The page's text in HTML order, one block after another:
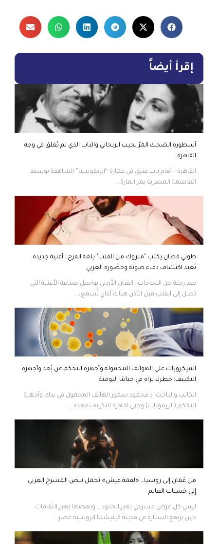
إقرأ أيضاً
أسطورة الضحك المرّ نجيب الريحاني والباب الذي لم يُغلق في وجه
القاهرة
القاهرة – أمام باب عتيق في عمارة “الإيموبيليا” الشاهقة بوسط
العاصمة المصرية يمر المارة...
طوني قطان يكتب "مبروك من القلب" بلغة الفرح.. أغنية جديدة
تعيد اكتشاف دفء صوته وحضوره العربي
بعد رحلة من النجاحات.. الفنان الأردني يواصل صناعة الأغنية التي
تصل إلى القلب قبل الأذن هناك أغانٍ تُسمع،...
الميكروبات على الهواتف المحمولة وأجهزة التحكم عن بُعد وأجهزة
التكييف: خطرلا نراه في حياتنا اليومية
الكاتب والباحث: د.محمود سمور الهاتف المحمول في يدك وأجهزة
التحكم (الريموتات) وحتى اجهزة التكييف فهذه...
من عُمان إلى روسيا… «لقمة عيش» تحمل نبض المسرح العربي
إلى خشبات العالم
ليس كل عرض مسرحي يعبر الحدود … وبعضها يعبر الثقافات.
حين ترتفع الستارة في مدينة كينيشما الروسية عصر...